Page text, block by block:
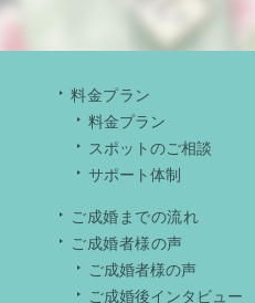
料金プラン
料金プラン
スポットのご相談
サポート体制
ご成婚までの流れ
ご成婚者様の声
ご成婚者様の声
ご成婚後インタビュー